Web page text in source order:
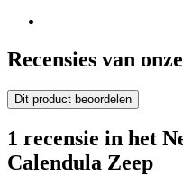
Recensies van
Dit product beoordelen
1 recensie in het
Calendula Zeep